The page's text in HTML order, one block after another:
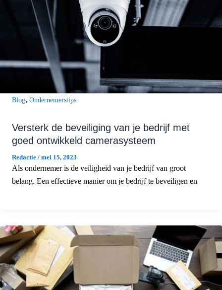
Blog, Ondernemerstips
Versterk de beveiliging van je bedrijf met
goed ontwikkeld camerasysteem
Redactie / mei 15, 2023
Als ondernemer is de veiligheid van je bedrijf van groot
belang. Een effectieve manier om je bedrijf te beveiligen en